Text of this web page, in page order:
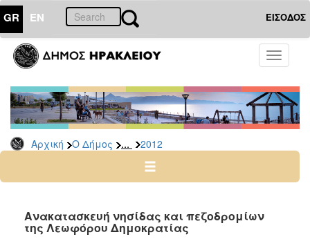
GR EN ΕΙΣΟΔΟΣ
Toggle
Αρχική Ο Δήμος ... 2012
ΔΗΜΟΣ
Δελτία
Τύπου
Αρχείο
2026
2024
2022
Ανακατασκευή νησίδας και πεζοδρομίων
της Λεωφόρου Δημοκρατίας